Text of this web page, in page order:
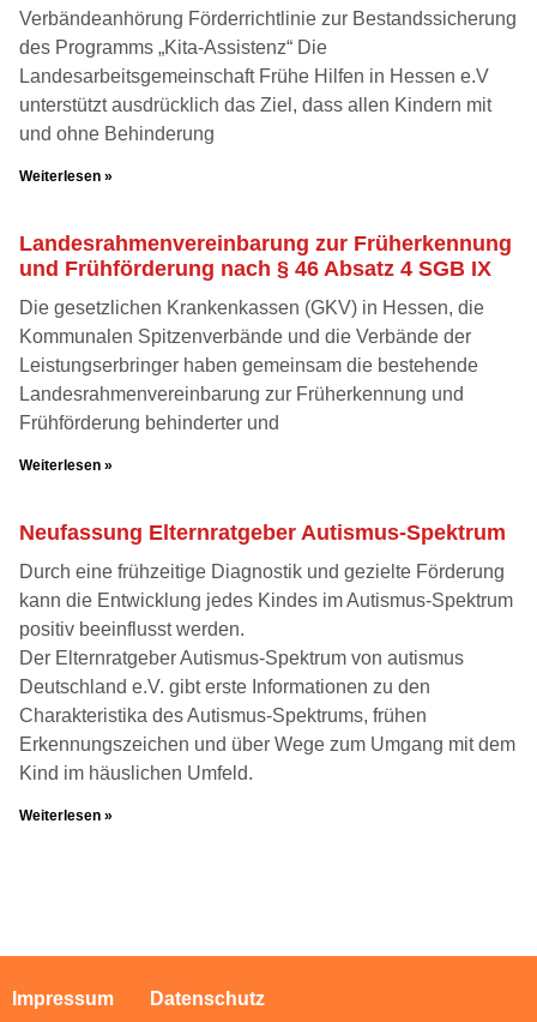
Verbändeanhörung Förderrichtlinie zur Bestandssicherung
des Programms „Kita-Assistenz“ Die
Landesarbeitsgemeinschaft Frühe Hilfen in Hessen e.V
unterstützt ausdrücklich das Ziel, dass allen Kindern mit
und ohne Behinderung
Weiterlesen »
Landesrahmenvereinbarung zur Früherkennung
und Frühförderung nach § 46 Absatz 4 SGB IX
Die gesetzlichen Krankenkassen (GKV) in Hessen, die
Kommunalen Spitzenverbände und die Verbände der
Leistungserbringer haben gemeinsam die bestehende
Landesrahmenvereinbarung zur Früherkennung und
Frühförderung behinderter und
Weiterlesen »
Neufassung Elternratgeber Autismus-Spektrum
Durch eine frühzeitige Diagnostik und gezielte Förderung
kann die Entwicklung jedes Kindes im Autismus-Spektrum
positiv beeinflusst werden.
Der Elternratgeber Autismus-Spektrum von autismus
Deutschland e.V. gibt erste Informationen zu den
Charakteristika des Autismus-Spektrums, frühen
Erkennungszeichen und über Wege zum Umgang mit dem
Kind im häuslichen Umfeld.
Weiterlesen »
Impressum Datenschutz